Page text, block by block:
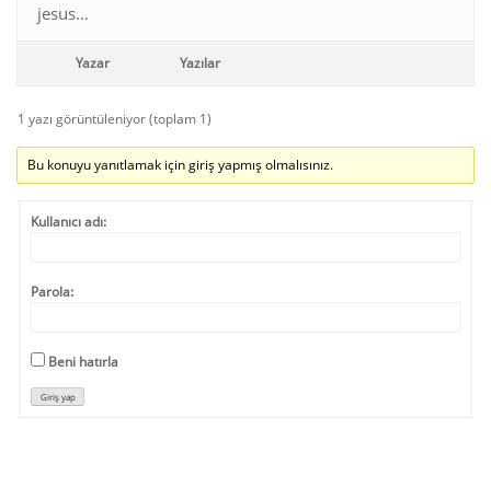
jesus…
Yazar Yazılar
1 yazı görüntüleniyor (toplam 1)
Bu konuyu yanıtlamak için giriş yapmış olmalısınız.
Kullanıcı adı:
Parola:
Beni hatırla
Giriş yap